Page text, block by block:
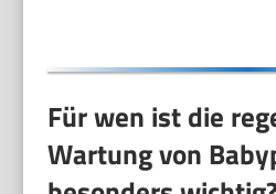
Für wen ist die
Wartung von